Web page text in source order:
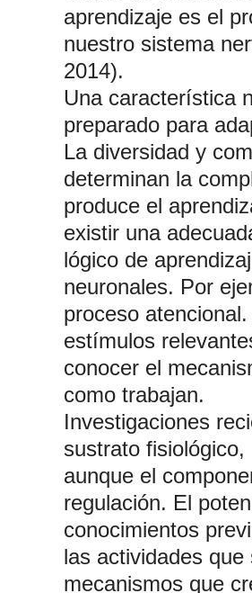
aprendizaje es el
nuestro sistema
2014).
Una característica
preparado para
La diversidad y
determinan la
produce el
existir una
lógico de
neuronales. Por
proceso
estímulos
conocer el
como trabajan.
Investigaciones
sustrato
aunque el
regulación. El
conocimientos
las actividades
mecanismos que